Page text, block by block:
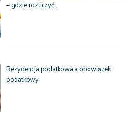
– gdzie rozliczyć…
Rezydencja podatkowa a obowiązek
podatkowy